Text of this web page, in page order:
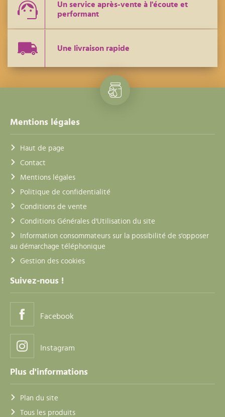
Un service après-vente à l'écoute et
performant
Une livraison rapide
Mentions légales
Haut de page
Contact
Mentions légales
Politique de confidentialité
Conditions de vente
Conditions Générales d'Utilisation du site
Information consommateurs sur la possibilité de s'opposer
au démarchage téléphonique
Gestion des cookies
Suivez-nous !
Facebook
Instagram
Plus d'informations
Plan du site
Tous les produits